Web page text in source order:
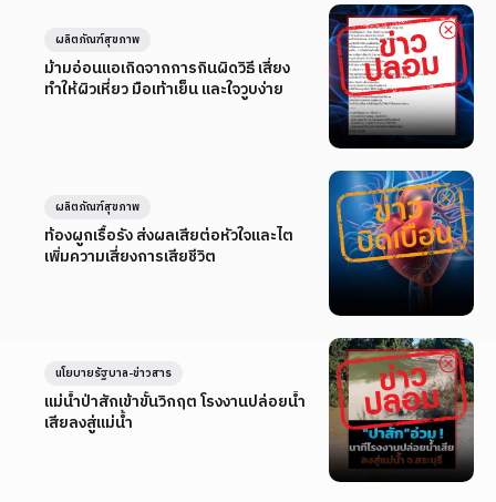
ม้ามอ่อนแอเกิดจากการกินผิดวิธี เสี่ยง
ทำให้ผิวเหี่ยว มือเท้าเย็น และใจวูบง่าย
ผลิตภัณฑ์สุขภาพ
ท้องผูกเรื้อรัง ส่งผลเสียต่อหัวใจและไต
เพิ่มความเสี่ยงการเสียชีวิต
ผลิตภัณฑ์สุขภาพ
แม่น้ำป่าสักเข้าขั้นวิกฤต โรงงานปล่อยน้ำ
เสียลงสู่แม่น้ำ
นโยบายรัฐบาล-ข่าวสาร